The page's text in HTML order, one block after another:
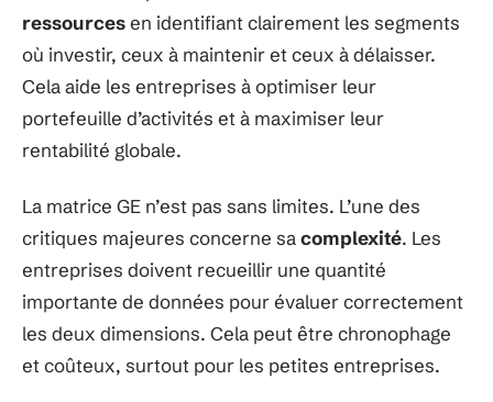
ressourcesen identifiant clairement les segments
où investir, ceux à maintenir et ceux à délaisser.
Cela aide les entreprises à optimiser leur
portefeuille d’activités et à maximiser leur
rentabilité globale.
La matrice GE n’est pas sans limites. L’une des
critiques majeures concerne sacomplexité. Les
entreprises doivent recueillir une quantité
importante de données pour évaluer correctement
les deux dimensions. Cela peut être chronophage
et coûteux, surtout pour les petites entreprises.